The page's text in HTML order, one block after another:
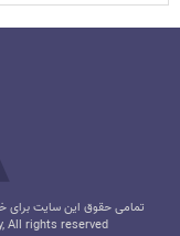
تمامی حقوق این سایت برای
All rights reserved